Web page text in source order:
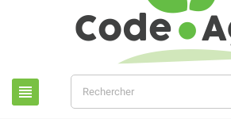
view_headline